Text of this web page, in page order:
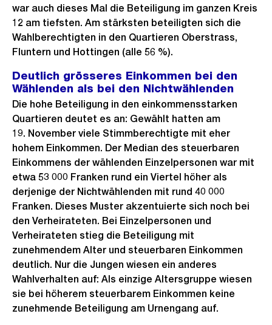
war auch dieses Mal die Beteiligung im ganzen Kreis
12 am tiefsten. Am stärksten beteiligten sich die
Wahlberechtigten in den Quartieren Oberstrass,
Fluntern und Hottingen (alle 56 %).
Deutlich grösseres Einkommen bei den
Wählenden als bei den Nichtwählenden
Die hohe Beteiligung in den einkommensstarken
Quartieren deutet es an: Gewählt hatten am
19. November viele Stimmberechtigte mit eher
hohem Einkommen. Der Median des steuerbaren
Einkommens der wählenden Einzelpersonen war mit
etwa 53 000 Franken rund ein Viertel höher als
derjenige der Nichtwählenden mit rund 40 000
Franken. Dieses Muster akzentuierte sich noch bei
den Verheirateten. Bei Einzelpersonen und
Verheirateten stieg die Beteiligung mit
zunehmendem Alter und steuerbaren Einkommen
deutlich. Nur die Jungen wiesen ein anderes
Wahlverhalten auf: Als einzige Altersgruppe wiesen
sie bei höherem steuerbarem Einkommen keine
zunehmende Beteiligung am Urnengang auf.